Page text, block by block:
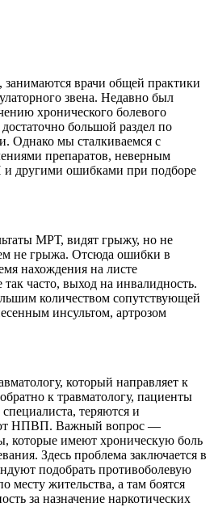
врачи общей практики
звена. Недавно был
хронического болевого
большой раздел по
Однако мы сталкиваемся с
препаратов, неверным
другими ошибками при подборе
МРТ, видят грыжу, но не
не грыжа. Отсюда ошибки в
нахождения на листе
часто, выход на инвалидность.
количеством сопутствующей
инсультом, артрозом
который направляет к
к травматологу, пациенты
теряются и
НПВП. Важный вопрос —
которые имеют хроническую боль
Здесь проблема заключается в
подобрать противоболевую
месту жительства, а там боятся
за назначение наркотических